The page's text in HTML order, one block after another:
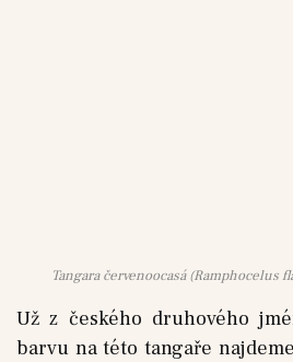
Tangara červenoocasá (Ramphocelus
Už z českého druhového
barvu na této tangaře